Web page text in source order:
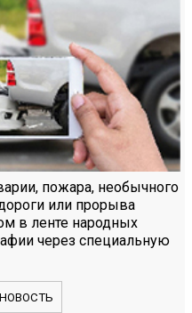
пожара, необычного
или прорыва
в ленте народных
через специальную